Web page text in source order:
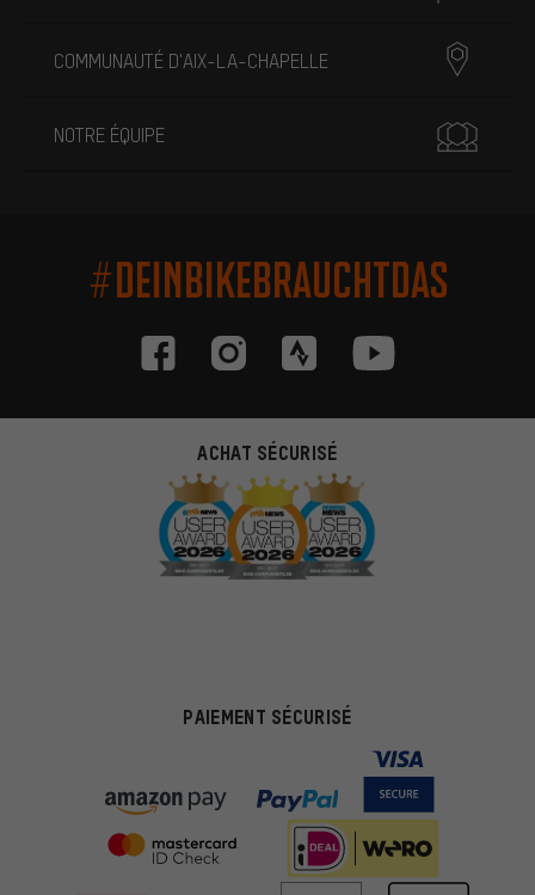
COMMUNAUTÉ D'AIX-LA-CHAPELLE
NOTRE ÉQUIPE
#DEINBIKEBRAUCHTDAS
ACHAT SÉCURISÉ
PAIEMENT SÉCURISÉ